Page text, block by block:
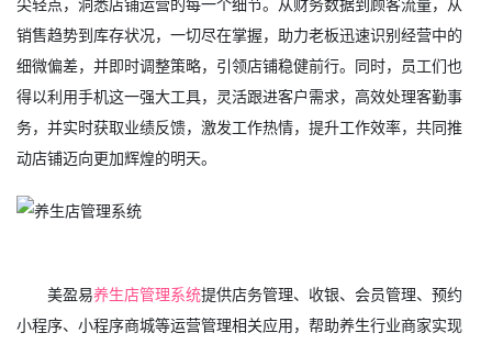
销售趋势到库存状况，一切尽在掌握，助力老板迅速识别经营中的
细微偏差，并即时调整策略，引领店铺稳健前行。同时，员工们也
得以利用手机这一强大工具，灵活跟进客户需求，高效处理客勤事
务，并实时获取业绩反馈，激发工作热情，提升工作效率，共同推
动店铺迈向更加辉煌的明天。
美盈易养生店管理系统提供店务管理、收银、会员管理、预约
小程序、小程序商城等运营管理相关应用，帮助养生行业商家实现